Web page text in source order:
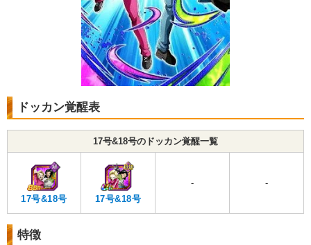
ドッカン覚醒表
17号&18号のドッカン覚醒一覧
17号&18号 17号&18号
- -
特徴